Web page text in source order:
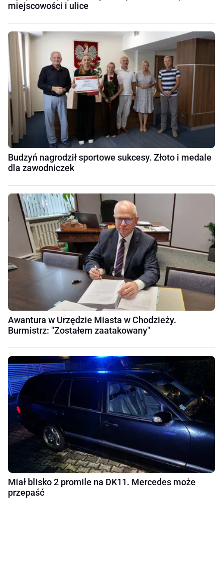
miejscowości i ulice
Budzyń nagrodził sportowe sukcesy. Złoto i medale
dla zawodniczek
Awantura w Urzędzie Miasta w Chodzieży.
Burmistrz: "Zostałem zaatakowany"
Miał blisko 2 promile na DK11. Mercedes może
przepaść